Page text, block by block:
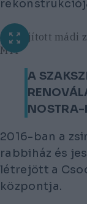
A felújított mádi
MTI
A
NOSTRA-
2016-ban a
rabbiház és
létrejött a
központja.